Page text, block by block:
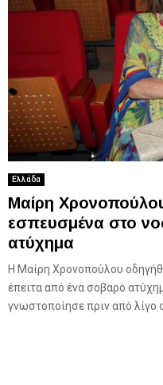
Ελλάδα
Μαίρη
εσπευσμένα στο
ατύχημα
Η Μαίρη Χρονοπούλου
έπειτα από ένα σοβαρό
γνωστοποίησε πριν από λίγο